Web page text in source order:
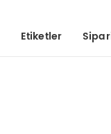
Etiketler